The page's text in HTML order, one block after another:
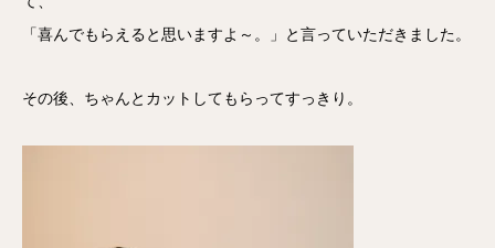
「喜んでもらえると思いますよ～。」と言っていただきました。
その後、ちゃんとカットしてもらってすっきり。